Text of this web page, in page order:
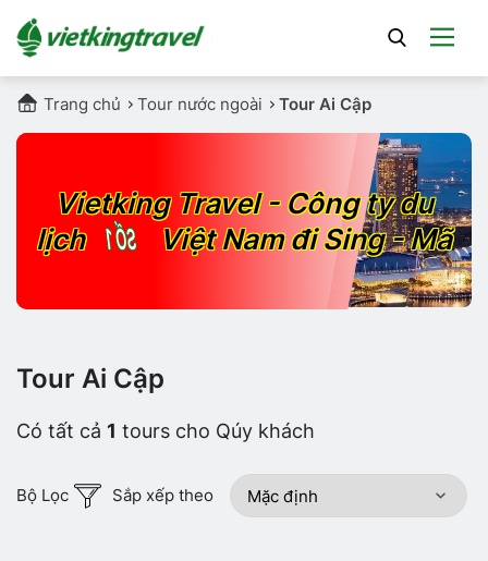
Trang chủ Tour nước ngoài Tour Ai Cập
Vietking Travel - Công ty du
lịch SỐ 1 Việt Nam đi Sing - Mã
Tour Ai Cập
Có tất cả 1 tours cho Qúy khách
Bộ Lọc Sắp xếp theo